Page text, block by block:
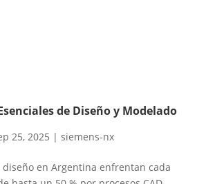
de Diseño y Modelado
25, 2025 | siemens-nx
diseño en Argentina enfrentan cada